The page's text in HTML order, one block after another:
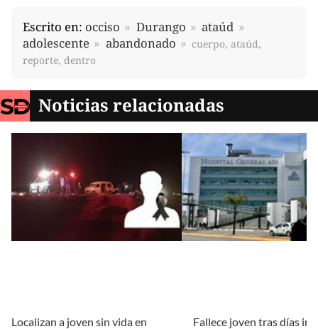
Escrito en: occiso Durango
ataúd
adolescente
abandonado
cuerpo, ataúd,
reporte, dentro
Noticias relacionadas
Localizan a joven sin vida en
Fallece joven tras días